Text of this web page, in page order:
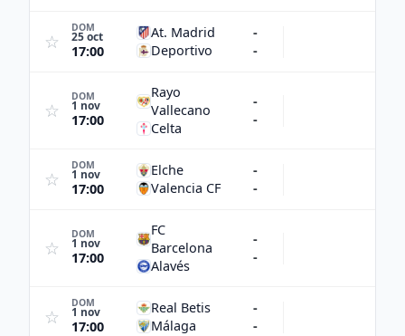
☆
DOM
25 oct
17:00
At. Madrid
Deportivo
-
-
☆
DOM
1 nov
17:00
Rayo
Vallecano
Celta
-
-
☆
DOM
1 nov
17:00
Elche
Valencia CF
-
-
☆
DOM
1 nov
17:00
FC
Barcelona
Alavés
-
-
☆
DOM
1 nov
17:00
Real Betis
Málaga
-
-